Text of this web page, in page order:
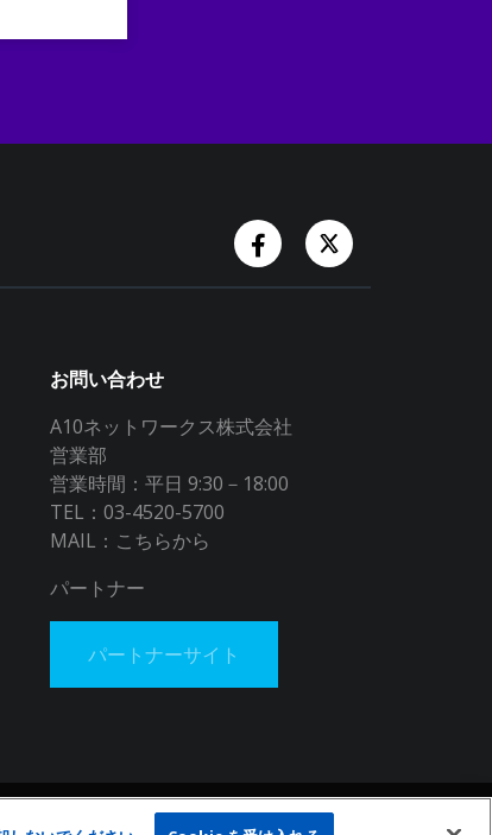
Facebook Account
Twitter Account
お問い合わせ
A10ネットワークス株式会社
営業部
営業時間：平日 9:30－18:00
TEL：03-4520-5700
MAIL： こちらから
パートナー
パートナーサイト